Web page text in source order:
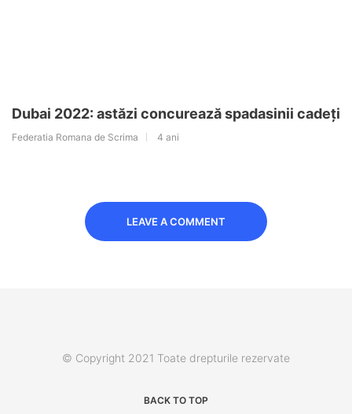
Dubai 2022: astăzi concurează spadasinii cadeți
Federatia Romana de Scrima 4 ani
LEAVE A COMMENT
© Copyright 2021 Toate drepturile rezervate
BACK TO TOP